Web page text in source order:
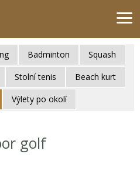
komplex v klidné části města Brna
Badminton
Squash
Stolní tenis
Beach kurt
Výlety po okolí
golf